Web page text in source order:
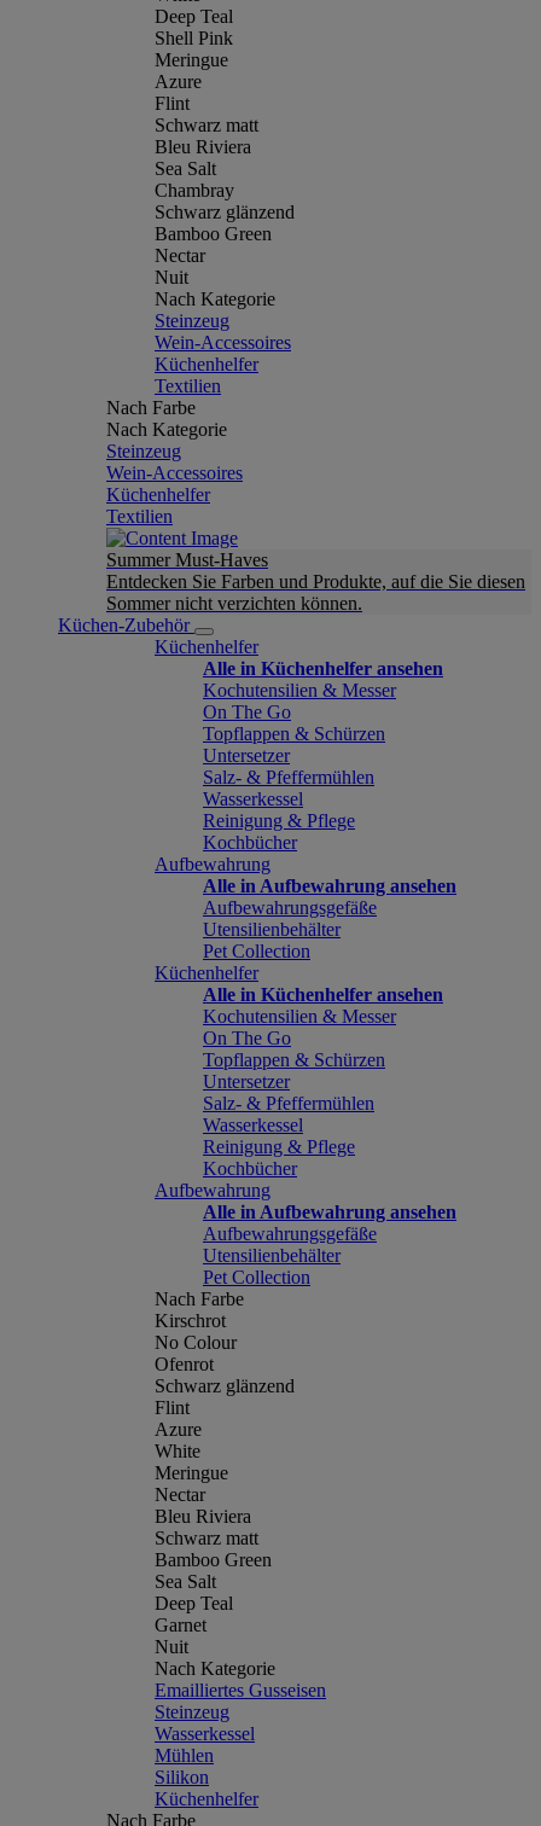
Deep Teal
Shell Pink
Meringue
Azure
Flint
Schwarz matt
Bleu Riviera
Sea Salt
Chambray
Schwarz glänzend
Bamboo Green
Nectar
Nuit
Nach Kategorie
Steinzeug
Wein-Accessoires
Küchenhelfer
Textilien
Nach Farbe
Nach Kategorie
Steinzeug
Wein-Accessoires
Küchenhelfer
Textilien
Summer Must-Haves
Entdecken Sie Farben und Produkte, auf die Sie diesen
Sommer nicht verzichten können.
Küchen-Zubehör
Küchenhelfer
Alle in Küchenhelfer ansehen
Kochutensilien & Messer
On The Go
Topflappen & Schürzen
Untersetzer
Salz- & Pfeffermühlen
Wasserkessel
Reinigung & Pflege
Kochbücher
Aufbewahrung
Alle in Aufbewahrung ansehen
Aufbewahrungsgefäße
Utensilienbehälter
Pet Collection
Küchenhelfer
Alle in Küchenhelfer ansehen
Kochutensilien & Messer
On The Go
Topflappen & Schürzen
Untersetzer
Salz- & Pfeffermühlen
Wasserkessel
Reinigung & Pflege
Kochbücher
Aufbewahrung
Alle in Aufbewahrung ansehen
Aufbewahrungsgefäße
Utensilienbehälter
Pet Collection
Nach Farbe
Kirschrot
No Colour
Ofenrot
Schwarz glänzend
Flint
Azure
White
Meringue
Nectar
Bleu Riviera
Schwarz matt
Bamboo Green
Sea Salt
Deep Teal
Garnet
Nuit
Nach Kategorie
Emailliertes Gusseisen
Steinzeug
Wasserkessel
Mühlen
Silikon
Küchenhelfer
Nach Farbe